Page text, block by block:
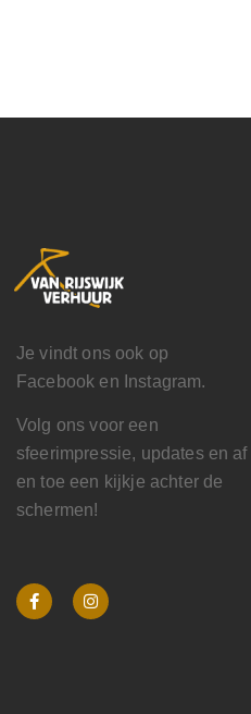
Je vindt ons ook op
Facebook en Instagram.
Volg ons voor een
sfeerimpressie, updates en af
en toe een kijkje achter de
schermen!